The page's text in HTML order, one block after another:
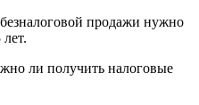
продажи нужно
ли получить налоговые